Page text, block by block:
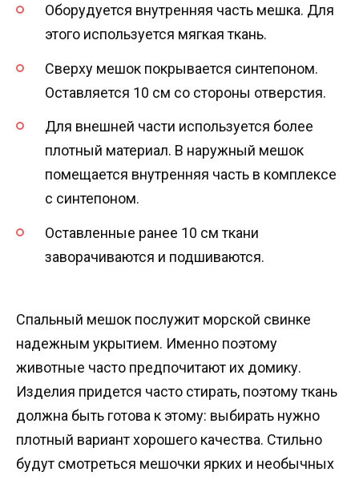
Оборудуется внутренняя часть мешка. Для
этого используется мягкая ткань.
Сверху мешок покрывается синтепоном.
Оставляется 10 см со стороны отверстия.
Для внешней части используется более
плотный материал. В наружный мешок
помещается внутренняя часть в комплексе
с синтепоном.
Оставленные ранее 10 см ткани
заворачиваются и подшиваются.
Спальный мешок послужит морской свинке
надежным укрытием. Именно поэтому
животные часто предпочитают их домику.
Изделия придется часто стирать, поэтому ткань
должна быть готова к этому: выбирать нужно
плотный вариант хорошего качества. Стильно
будут смотреться мешочки ярких и необычных